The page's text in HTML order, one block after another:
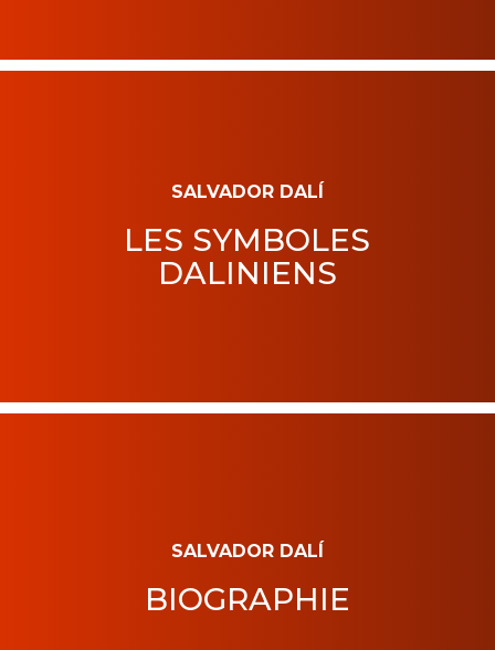
SALVADOR DALÍ
LES SYMBOLES
DALINIENS
SALVADOR DALÍ
BIOGRAPHIE